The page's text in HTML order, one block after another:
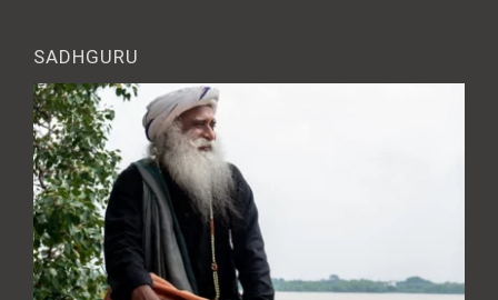
SADHGURU